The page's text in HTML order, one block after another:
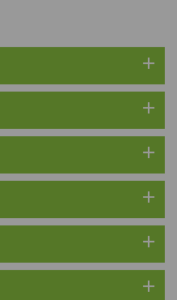
加入購物車
大防曬 50ml (2027年4
1件
月)
加入購物車
add
add
add
add
add
add